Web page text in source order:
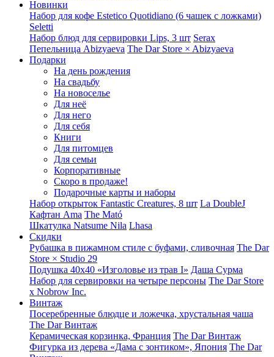
Новинки
Набор для кофе Estetico Quotidiano (6 чашек с ложками)
Seletti
Набор блюд для сервировки Lips, 3 шт Serax
Пепельница Abizyaeva The Dar Store × Abizyaeva
Подарки
На день рождения
На свадьбу
На новоселье
Для неё
Для него
Для себя
Книги
Для питомцев
Для семьи
Корпоративные
Скоро в продаже!
Подарочные карты и наборы
Набор открыток Fantastic Creatures, 8 шт La DoubleJ
Кафтан Ama The Mató
Шкатулка Natsume Nila Lhasa
Скидки
Рубашка в пижамном стиле с буфами, сливочная The Dar
Store × Studio 29
Подушка 40x40 «Изголовье из трав I» Даша Сурма
Набор для сервировки на четыре персоны The Dar Store
х Nobrow Inc.
Винтаж
Посеребренные блюдце и ложечка, хрустальная чаша
The Dar Винтаж
Керамическая корзинка, Франция The Dar Винтаж
Фигурка из дерева «Дама с зонтиком», Япония The Dar